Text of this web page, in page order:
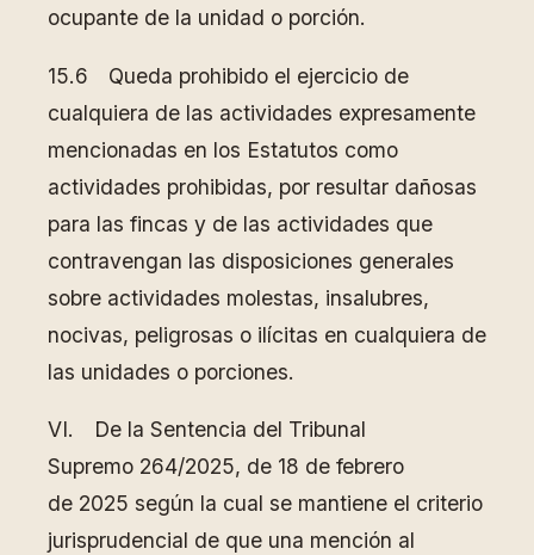
ocupante de la unidad o porción.
15.6 Queda prohibido el ejercicio de
cualquiera de las actividades expresamente
mencionadas en los Estatutos como
actividades prohibidas, por resultar dañosas
para las fincas y de las actividades que
contravengan las disposiciones generales
sobre actividades molestas, insalubres,
nocivas, peligrosas o ilícitas en cualquiera de
las unidades o porciones.
VI. De la Sentencia del Tribunal
Supremo 264/2025, de 18 de febrero
de 2025 según la cual se mantiene el criterio
jurisprudencial de que una mención al